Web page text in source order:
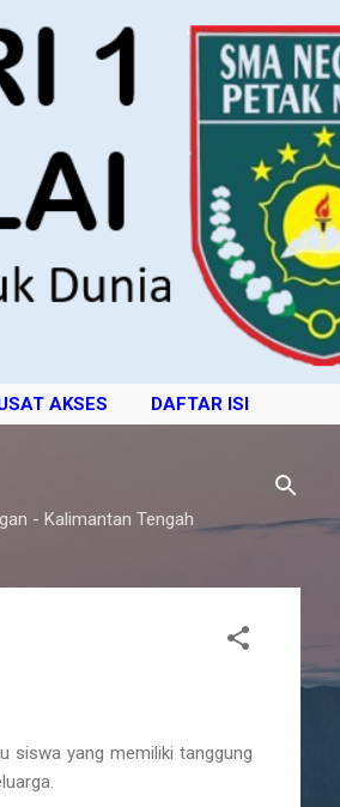
AKSES DAFTAR ISI
- Kalimantan Tengah
siswa yang memiliki tanggung